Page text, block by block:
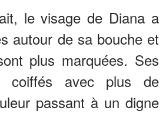
le visage de Diana a
autour de sa bouche et
plus marquées. Ses
coiffés avec plus de
passant à un digne